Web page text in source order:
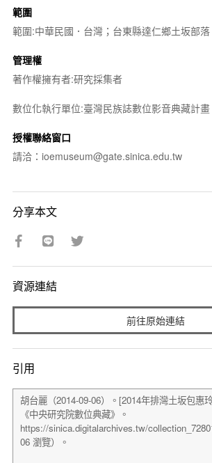
範圍
範圍:中華民國．台灣；台東縣達仁鄉土坂部落
管理權
著作權擁有者:研究採集者
數位化執行單位:臺灣民族誌數位影音典藏計畫
授權聯絡窗口
請洽：ioemuseum@gate.sinica.edu.tw
分享本文
資源連結
前往原始連結
引用